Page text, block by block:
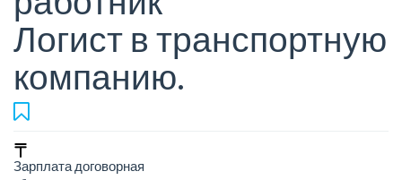
Логист в транспортную
компанию.
Зарплата договорная